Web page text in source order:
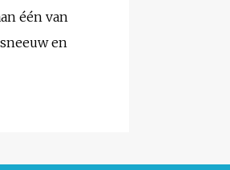
één van
en